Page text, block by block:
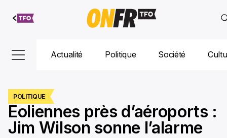
Aller au
contenu
Actualité Politique Société
POLITIQUE
Éoliennes près d’aéroports :
Jim Wilson sonne l’alarme